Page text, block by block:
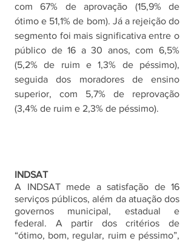
com 67% de aprovação (15,9% de
ótimo e 51,1% de bom). Já a rejeição do
segmento foi mais significativa entre o
público de 16 a 30 anos, com 6,5%
(5,2% de ruim e 1,3% de péssimo),
seguida dos moradores de ensino
superior, com 5,7% de reprovação
(3,4% de ruim e 2,3% de péssimo).
INDSAT
A INDSAT mede a satisfação de 16
serviços públicos, além da atuação dos
governos municipal, estadual e
federal. A partir dos critérios de
“ótimo, bom, regular, ruim e péssimo”,